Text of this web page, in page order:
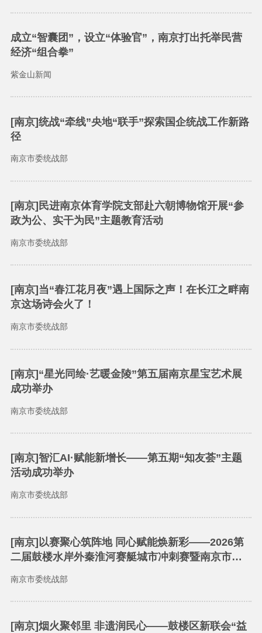
成立“智囊团”，设立“体验官”，南京打出托举民营
经济“组合拳”
紫金山新闻
[南京]统战“牵线”央地“联手”探索国企统战工作新路
径
南京市委统战部
[南京]民进南京体育学院支部赴六朝博物馆开展“参
政为公、实干为民”主题教育活动
南京市委统战部
[南京]当“春江花月夜”遇上国际之声！在长江之畔南
京这场诗会火了！
南京市委统战部
[南京]“星光同绘·艺暖金陵”第五届南京星宝艺术展
成功举办
南京市委统战部
[南京]智汇AI·赋能新增长——第五期“知友荟”主题
活动成功举办
南京市委统战部
[南京]以赛聚心筑阵地 同心赋能焕新彩——2026第
二届鼓楼水岸外秦淮河赛艇城市冲刺赛暨南京市青
南京市委统战部
[南京]烟火聚邻里 非遗润民心——鼓楼区新联会“益